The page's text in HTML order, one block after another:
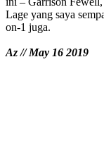
Lage yang saya
on-1 juga.
Az // May 16 2019